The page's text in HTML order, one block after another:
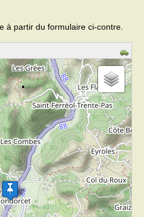
à partir du formulaire ci-contre.